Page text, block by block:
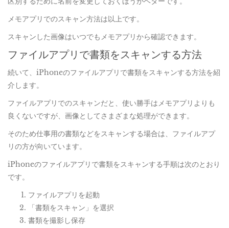
メモアプリでのスキャン方法は以上です。
スキャンした画像はいつでもメモアプリから確認できます。
ファイルアプリで書類をスキャンする方法
続いて、iPhoneのファイルアプリで書類をスキャンする方法を紹
介します。
ファイルアプリでのスキャンだと、使い勝手はメモアプリよりも
良くないですが、画像としてさまざまな処理ができます。
そのため仕事用の書類などをスキャンする場合は、ファイルアプ
リの方が向いています。
iPhoneのファイルアプリで書類をスキャンする手順は次のとおり
です。
ファイルアプリを起動
「書類をスキャン」を選択
書類を撮影し保存